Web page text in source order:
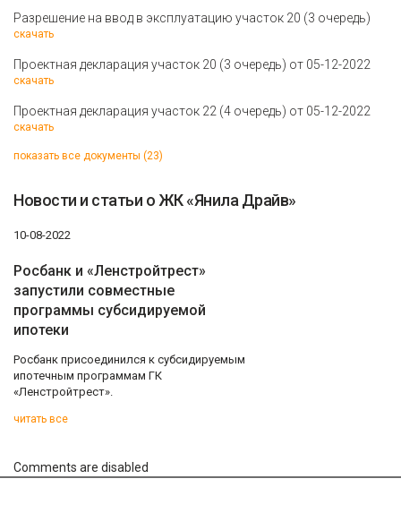
Разрешение на ввод в эксплуатацию участок 20 (3 очередь)
скачать
Проектная декларация участок 20 (3 очередь) от 05-12-2022
скачать
Проектная декларация участок 22 (4 очередь) от 05-12-2022
скачать
показать все документы (23)
Новости и статьи о ЖК «Янила Драйв»
10-08-2022
Росбанк и «Ленстройтрест»
запустили совместные
программы субсидируемой
ипотеки
Росбанк присоединился к субсидируемым
ипотечным программам ГК
«Ленстройтрест».
читать все
Comments are disabled